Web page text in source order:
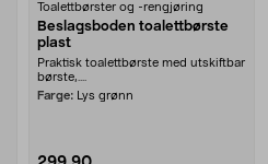
Toalettbørster og -rengjøring
Beslagsboden toalettbørste
plast
Praktisk toalettbørste med utskiftbar
børste,....
Farge:
Lys grønn